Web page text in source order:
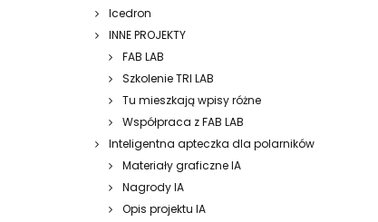
Icedron
INNE PROJEKTY
FAB LAB
Szkolenie TRI LAB
Tu mieszkają wpisy różne
Współpraca z FAB LAB
Inteligentna apteczka dla polarników
Materiały graficzne IA
Nagrody IA
Opis projektu IA